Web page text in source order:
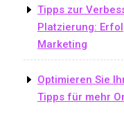
Tipps zur
Platzierung:
Marketing
Optimieren Sie
Tipps für mehr